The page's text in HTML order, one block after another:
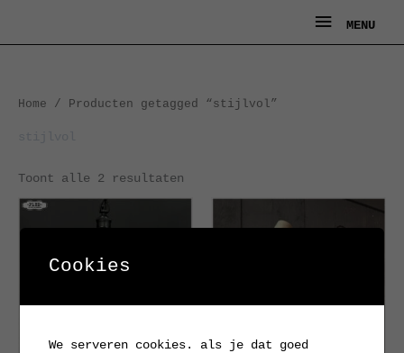
MENU
MENU
Home / Producten getagged “stijlvol”
Toont alle 2 resultaten
Gesorteerd
op
Cookies
We serveren cookies. als je dat goed